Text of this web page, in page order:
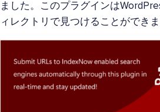
ました。このプラグインは
ィレクトリで見つけることができま